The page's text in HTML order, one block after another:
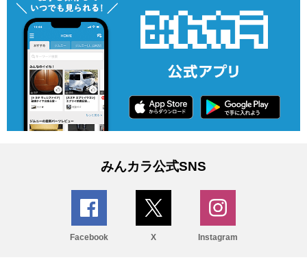
みんカラ公式SNS
Facebook X Instagram